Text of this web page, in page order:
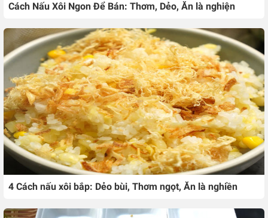
Cách Nấu Xôi Ngon Để Bán: Thơm, Dẻo, Ăn là nghiện
4 Cách nấu xôi bắp: Dẻo bùi, Thơm ngọt, Ăn là nghiền